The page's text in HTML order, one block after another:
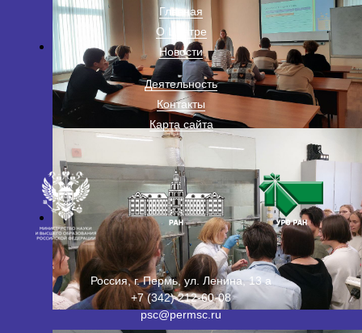
Главная
О Центре
Новости
Деятельность
Контакты
Карта сайта
Россия, г. Пермь, ул. Ленина, 13 а
+7 (342) 212-60-08
psc@permsc.ru